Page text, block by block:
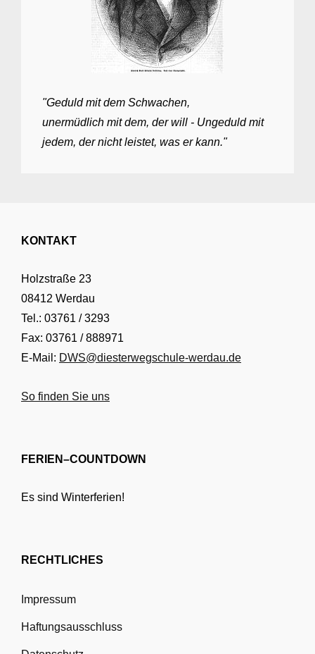
"Geduld mit dem Schwachen,
unermüdlich mit dem, der will - Ungeduld mit
jedem, der nicht leistet, was er kann."
KONTAKT
Holzstraße 23
08412 Werdau
Tel.: 03761 / 3293
Fax: 03761 / 888971
E-Mail: DWS@diesterwegschule-werdau.de
So finden Sie uns
FERIEN–COUNTDOWN
Es sind Winterferien!
RECHTLICHES
Impressum
Haftungsausschluss